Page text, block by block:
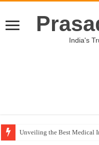
India's
Unveiling the Best Medical